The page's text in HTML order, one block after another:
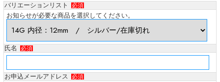
バリエーションリスト 必須
お知らせが必要な商品を選択してください。
氏名 必須
お申込メールアドレス 必須